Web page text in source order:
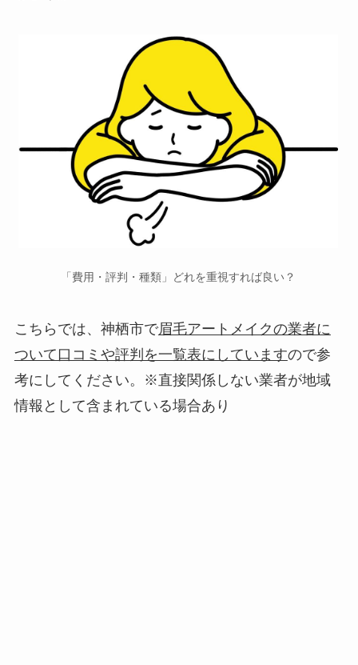
「費用・評判・種類」どれを重視すれば良い？
こちらでは、神栖市で眉毛アートメイクの業者に
ついて口コミや評判を一覧表にしていますので参
考にしてください。※直接関係しない業者が地域
情報として含まれている場合あり